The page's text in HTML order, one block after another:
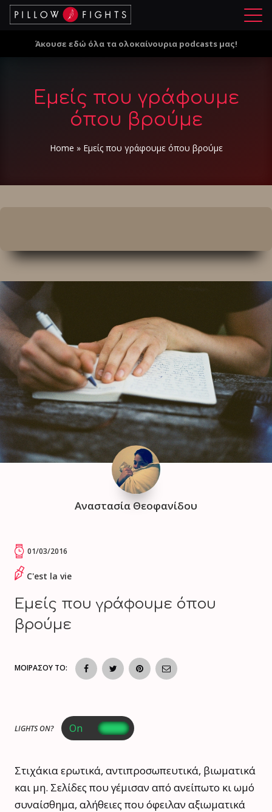
Μ
ο
Άκουσε εδώ όλα τα ολοκαίνουρια podcasts μας!
Εμείς που γράφουμε
όπου βρούμε
Home » Εμείς που γράφουμε όπου βρούμε
Αναστασία Θεοφανίδου
01/03/2016
C'est la vie
Εμείς που γράφουμε όπου
βρούμε
ΜΟΙΡΑΣΟΥ ΤΟ:
LIGHTS ON?
Στιχάκια ερωτικά, αντιπροσωπευτικά, βιωματικά
και μη. Σελίδες που γέμισαν από ανείπωτο κι ωμό
συναίσθημα, αλήθειες που όφειλαν αξιωματικά